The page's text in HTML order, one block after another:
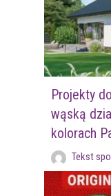
Projekty
wąską
kolorach
Tekst